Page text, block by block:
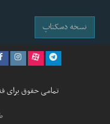
نسخه دسکتاپ
تمامی حقوق برای